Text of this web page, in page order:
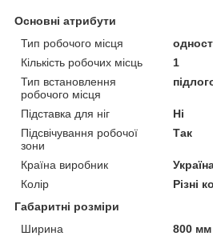
Основні атрибути
Тип робочого місця
Кількість робочих місць
1
Тип встановлення
робочого місця
Підставка для ніг
Ні
Підсвічування робочої
зони
Так
Країна виробник
Колір
Різні
Габаритні розміри
Ширина
800 мм